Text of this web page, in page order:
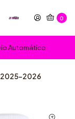
0
Automático
2025-2026